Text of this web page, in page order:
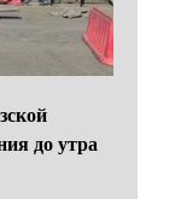
до утра